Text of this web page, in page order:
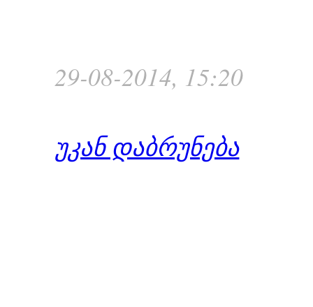
29-08-2014, 15:20
უკან დაბრუნება